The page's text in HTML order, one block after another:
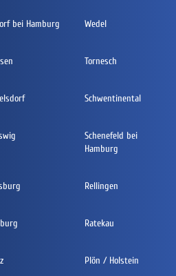
bei Hamburg Wedel
Tornesch
Schwentinental
Schenefeld bei
Hamburg
Rellingen
Ratekau
Plön / Holstein